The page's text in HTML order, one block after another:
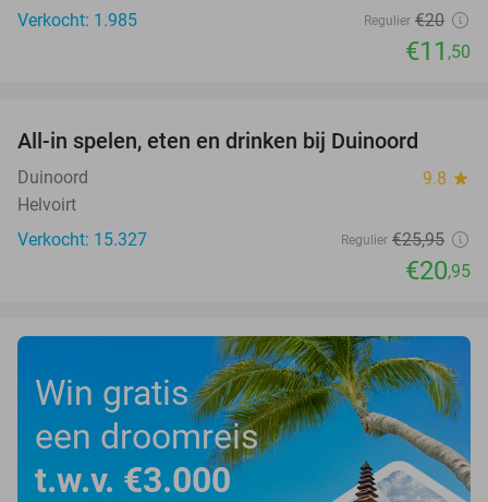
Verkocht: 1.985
Regulier €20
€11 ,50
All-in spelen, eten en drinken bij Duinoord
Duinoord 9.8 star
Helvoirt
Verkocht: 15.327
Regulier €25,95
€20,95
Win gratis
een droomreis
t.w.v. €3.000